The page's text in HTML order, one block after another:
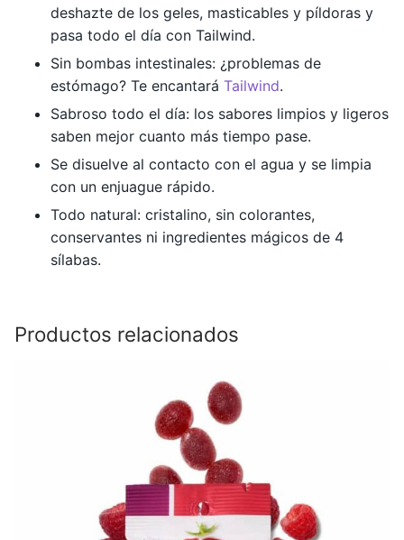
deshazte de los geles, masticables y píldoras y
pasa todo el día con Tailwind.
Sin bombas intestinales: ¿problemas de
estómago? Te encantará Tailwind.
Sabroso todo el día: los sabores limpios y ligeros
saben mejor cuanto más tiempo pase.
Se disuelve al contacto con el agua y se limpia
con un enjuague rápido.
Todo natural: cristalino, sin colorantes,
conservantes ni ingredientes mágicos de 4
sílabas.
Productos relacionados